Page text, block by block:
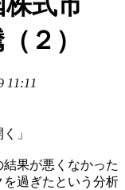
２）
11:11
」
果が悪くなかった
過ぎたという分析